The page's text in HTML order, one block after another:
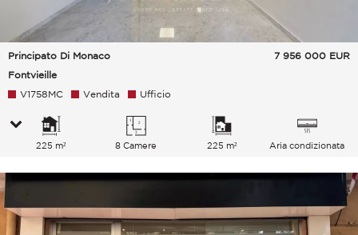
Principato Di Monaco
Fontvieille
7 956 000 EUR
V1758MC Vendita Ufficio
225 m² 8 Camere 225 m² Aria condizionata